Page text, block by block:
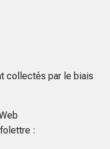
collectés par le biais
: